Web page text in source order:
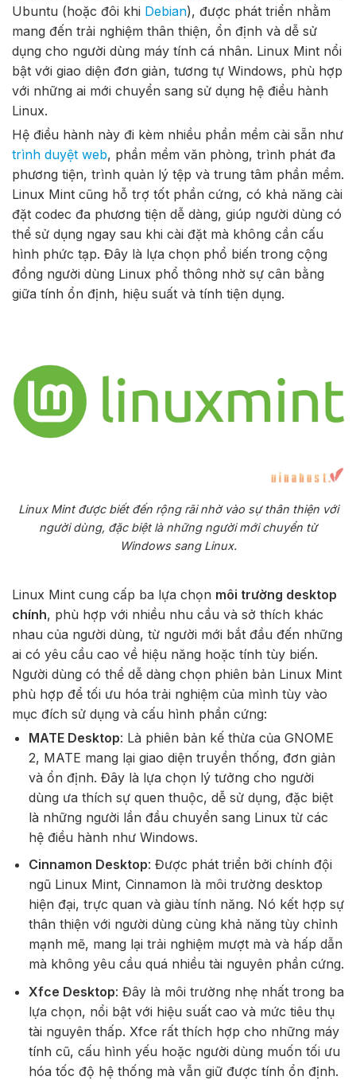
Ubuntu (hoặc đôi khi Debian), được phát triển nhằm
mang đến trải nghiệm thân thiện, ổn định và dễ sử
dụng cho người dùng máy tính cá nhân. Linux Mint nổi
bật với giao diện đơn giản, tương tự Windows, phù hợp
với những ai mới chuyển sang sử dụng hệ điều hành
Linux.
Hệ điều hành này đi kèm nhiều phần mềm cài sẵn như
trình duyệt web, phần mềm văn phòng, trình phát đa
phương tiện, trình quản lý tệp và trung tâm phần mềm.
Linux Mint cũng hỗ trợ tốt phần cứng, có khả năng cài
đặt codec đa phương tiện dễ dàng, giúp người dùng có
thể sử dụng ngay sau khi cài đặt mà không cần cấu
hình phức tạp. Đây là lựa chọn phổ biến trong cộng
đồng người dùng Linux phổ thông nhờ sự cân bằng
giữa tính ổn định, hiệu suất và tính tiện dụng.
Linux Mint được biết đến rộng rãi nhờ vào sự thân thiện với
người dùng, đặc biệt là những người mới chuyển từ
Windows sang Linux.
Linux Mint cung cấp ba lựa chọn môi trường desktop
chính, phù hợp với nhiều nhu cầu và sở thích khác
nhau của người dùng, từ người mới bắt đầu đến những
ai có yêu cầu cao về hiệu năng hoặc tính tùy biến.
Người dùng có thể dễ dàng chọn phiên bản Linux Mint
phù hợp để tối ưu hóa trải nghiệm của mình tùy vào
mục đích sử dụng và cấu hình phần cứng:
MATE Desktop: Là phiên bản kế thừa của GNOME
2, MATE mang lại giao diện truyền thống, đơn giản
và ổn định. Đây là lựa chọn lý tưởng cho người
dùng ưa thích sự quen thuộc, dễ sử dụng, đặc biệt
là những người lần đầu chuyển sang Linux từ các
hệ điều hành như Windows.
Cinnamon Desktop: Được phát triển bởi chính đội
ngũ Linux Mint, Cinnamon là môi trường desktop
hiện đại, trực quan và giàu tính năng. Nó kết hợp sự
thân thiện với người dùng cùng khả năng tùy chỉnh
mạnh mẽ, mang lại trải nghiệm mượt mà và hấp dẫn
mà không yêu cầu quá nhiều tài nguyên phần cứng.
Xfce Desktop: Đây là môi trường nhẹ nhất trong ba
lựa chọn, nổi bật với hiệu suất cao và mức tiêu thụ
tài nguyên thấp. Xfce rất thích hợp cho những máy
tính cũ, cấu hình yếu hoặc người dùng muốn tối ưu
hóa tốc độ hệ thống mà vẫn giữ được tính ổn định.